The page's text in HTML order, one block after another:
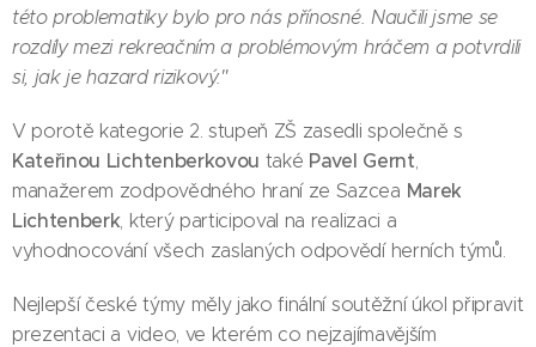
této problematiky bylo pro nás přínosné. Naučili jsme se
rozdíly mezi rekreačním a problémovým hráčem a potvrdili
si, jak je hazard rizikový."
V porotě kategorie 2. stupeň ZŠ zasedli společně s
Kateřinou Lichtenberkovou také Pavel Gernt,
manažerem zodpovědného hraní ze Sazcea Marek
Lichtenberk, který participoval na realizaci a
vyhodnocování všech zaslaných odpovědí herních týmů.
Nejlepší české týmy měly jako finální soutěžní úkol připravit
prezentaci a video, ve kterém co nejzajímavějším